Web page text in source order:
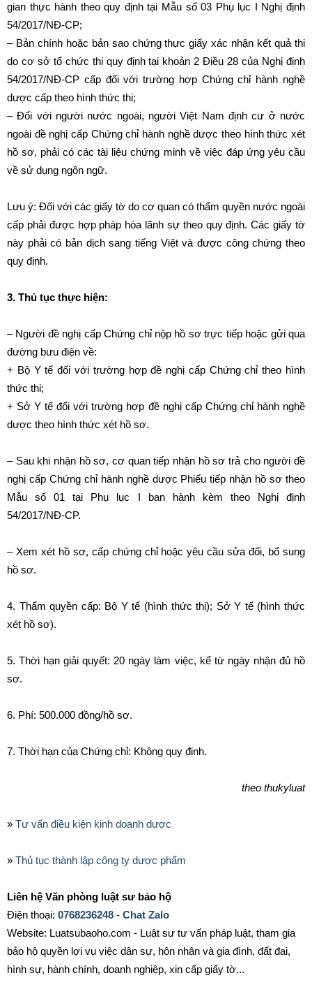
gian thực hành theo quy định tại Mẫu số 03 Phụ lục I Nghị định
54/2017/NĐ-CP;
– Bản chính hoặc bản sao chứng thực giấy xác nhận kết quả thi
do cơ sở tổ chức thi quy định tại khoản 2 Điều 28 của Nghị định
54/2017/NĐ-CP cấp đối với trường hợp Chứng chỉ hành nghề
dược cấp theo hình thức thi;
– Đối với người nước ngoài, người Việt Nam định cư ở nước
ngoài đề nghị cấp Chứng chỉ hành nghề dược theo hình thức xét
hồ sơ, phải có các tài liệu chứng minh về việc đáp ứng yêu cầu
về sử dụng ngôn ngữ.
Lưu ý: Đối với các giấy tờ do cơ quan có thẩm quyền nước ngoài
cấp phải được hợp pháp hóa lãnh sự theo quy định. Các giấy tờ
này phải có bản dịch sang tiếng Việt và được công chứng theo
quy định.
3. Thủ tục thực hiện:
– Người đề nghị cấp Chứng chỉ nộp hồ sơ trực tiếp hoặc gửi qua
đường bưu điện về:
+ Bộ Y tế đối với trường hợp đề nghị cấp Chứng chỉ theo hình
thức thi;
+ Sở Y tế đối với trường hợp đề nghị cấp Chứng chỉ hành nghề
dược theo hình thức xét hồ sơ.
– Sau khi nhận hồ sơ, cơ quan tiếp nhận hồ sơ trả cho người đề
nghị cấp Chứng chỉ hành nghề dược Phiếu tiếp nhận hồ sơ theo
Mẫu số 01 tại Phụ lục I ban hành kèm theo Nghị định
54/2017/NĐ-CP.
– Xem xét hồ sơ, cấp chứng chỉ hoặc yêu cầu sửa đổi, bổ sung
hồ sơ.
4. Thẩm quyền cấp: Bộ Y tế (hình thức thi); Sở Y tế (hình thức
xét hồ sơ).
5. Thời hạn giải quyết: 20 ngày làm việc, kể từ ngày nhận đủ hồ
sơ.
6. Phí: 500.000 đồng/hồ sơ.
7. Thời hạn của Chứng chỉ: Không quy định.
theo thukyluat
» Tư vấn điều kiện kinh doanh dược
» Thủ tục thành lập công ty dược phẩm
Liên hệ Văn phòng luật sư bảo hộ
Điện thoại: 0768236248 - Chat Zalo
Website: Luatsubaoho.com - Luật sư tư vấn pháp luật, tham gia
bảo hộ quyền lợi vụ việc dân sự, hôn nhân và gia đình, đất đai,
hình sự, hành chính, doanh nghiệp, xin cấp giấy tờ...